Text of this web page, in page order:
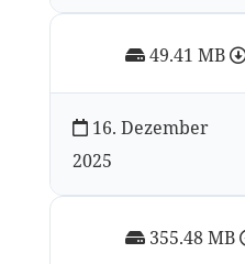
355.48 MB
49.41 MB
16. Dezember
2025